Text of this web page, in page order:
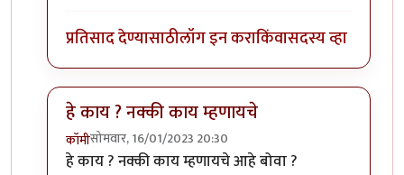
प्रतिसाद देण्यासाठीलॉग इन कराकिंवासदस्य व्हा
हे काय ? नक्की काय म्हणायचे
कॉमीसोमवार, 16/01/2023 20:30
In reply toअजून थोडी वर्ष थांबा.byकंजूस
हे काय ? नक्की काय म्हणायचे आहे बोवा ?